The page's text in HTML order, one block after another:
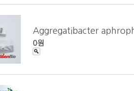
Aggregatibacter
0원